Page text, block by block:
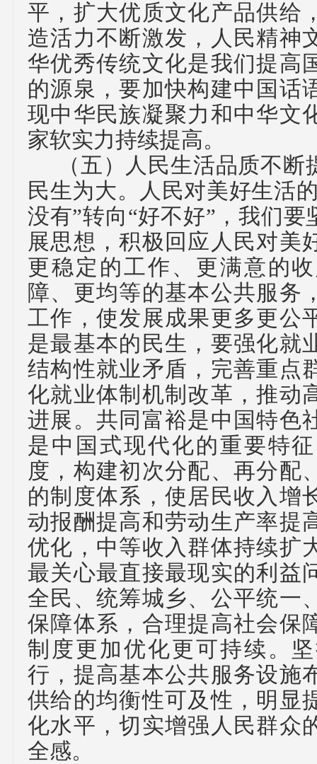
平，扩大优质文化产品供给
造活力不断激发，人民精神
华优秀传统文化是我们提高
的源泉，要加快构建中国话
现中华民族凝聚力和中华文
家软实力持续提高。
（五）
人民生活品质不断
民生为大。人民对美好生活
没有”转向“好不好”，我们
展思想，积极回应人民对美
更稳定的工作、更满意的
障、更均等的基本公共服务
工作，使发展成果更多更公
是最基本的民生，要强化就
结构性就业矛盾，完善重点
化就业体制机制改革，推动
进展。共同富裕是中国特色
是中国式现代化的重要特
度，构建初次分配、再分配
的制度体系，使居民收入增
动报酬提高和劳动生产率提
优化，中等收入群体持续扩
最关心最直接最现实的利益
全民、统筹城乡、公平统一
保障体系，合理提高社会保
制度更加优化更可持续。
行，提高基本公共服务设施
供给的均衡性可及性，明显
化水平，切实增强人民群众
全感。